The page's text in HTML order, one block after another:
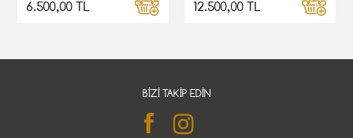
6.500,00 TL 12.500,00 TL
BIZI TAKIP EDIN